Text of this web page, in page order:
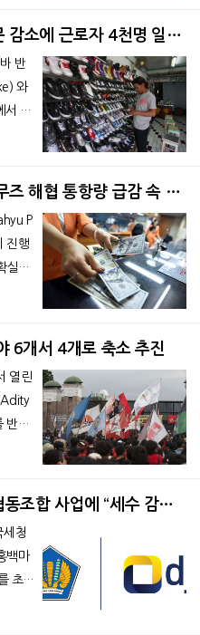
정
감소에 근로자 4천명 일시
반
와
서 생
휴
즈 해협 통항량 급감 속 달
P
진행
실성
냈
능성
폐
6개서 4개로 축소 추진
열린
Adity
반영
을
근
조합 사업에 “세수 감소
세청
백마
초래
청(B